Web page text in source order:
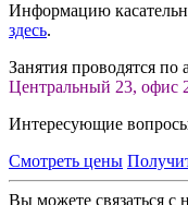
Информацию
здесь.
Занятия проводятся по
Центральный 23, офис
Интересующие
Смотреть цены
Вы можете связаться с